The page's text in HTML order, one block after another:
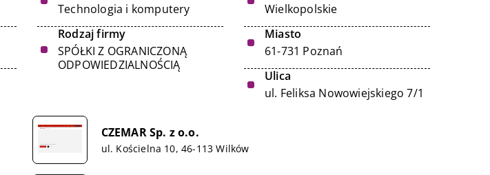
Technologia i komputery
Rodzaj firmy
SPÓŁKI Z OGRANICZONĄ
ODPOWIEDZIALNOŚCIĄ
Wielkopolskie
Miasto
61-731 Poznań
Ulica
ul. Feliksa Nowowiejskiego 7/1
CZEMAR Sp. z o.o.
ul. Kościelna 10, 46-113 Wilków